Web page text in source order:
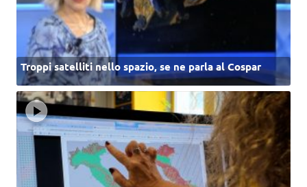
Troppi satelliti nello spazio, se ne parla al Cospar